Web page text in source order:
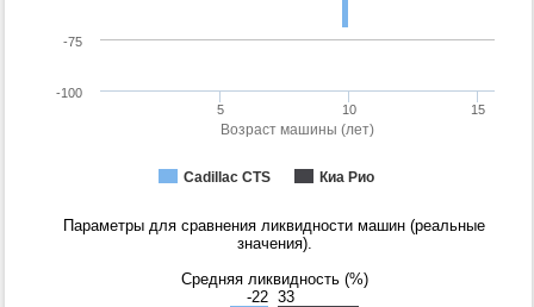
Возраст машины (лет)
Cadillac CTS Киа Рио
5 10 15
-100
-75
Параметры для сравнения ликвидности машин (реальные
значения).
Средняя ликвидность (%)
-22 33